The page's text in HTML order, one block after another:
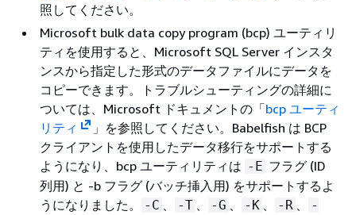
照してください。
Microsoft bulk data copy program (bcp) ユーティリ
ティを使用すると、Microsoft SQL Server インスタ
ンスから指定した形式のデータファイルにデータを
コピーできます。トラブルシューティングの詳細に
ついては、Microsoft ドキュメントの「bcp ユーティ
リティ
」を参照してください。Babelfish は BCP
クライアントを使用したデータ移行をサポートする
ようになり、bcp ユーティリティは -E フラグ (ID
列用) と -b フラグ (バッチ挿入用) をサポートするよ
うになりました。
-C -T -G -K -R
-